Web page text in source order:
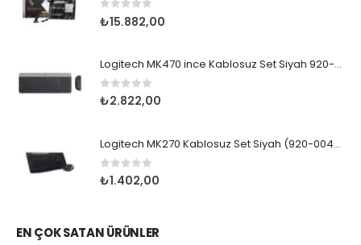
0 5 üzerinden
₺15.882,00
Logitech MK470 ince Kablosuz Set Siyah 920-009435
0 5 üzerinden
₺2.822,00
Logitech MK270 Kablosuz Set Siyah (920-004525)
0 5 üzerinden
₺1.402,00
EN ÇOK SATAN ÜRÜNLER